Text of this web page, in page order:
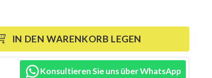
IN DEN WARENKORB LEGEN
Konsultieren Sie uns über WhatsApp